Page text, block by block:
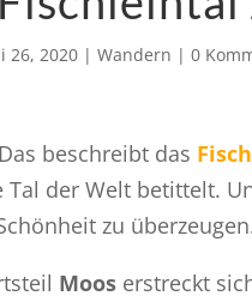
26, 2020 |Wandern |0
beschreibt das
Tal der Welt betittelt.
zu
Moos erstreckt